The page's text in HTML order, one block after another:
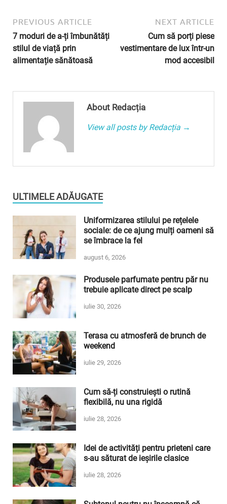
PREVIOUS ARTICLE
7 moduri de a-ți îmbunătăți
stilul de viață prin
alimentație sănătoasă
NEXT ARTICLE
Cum să porți piese
vestimentare de lux într-un
mod accesibil
About Redacția
View all posts by Redacția →
ULTIMELE ADĂUGATE
Uniformizarea stilului pe rețelele
sociale: de ce ajung mulți oameni să
se îmbrace la fel
august 6, 2026
Produsele parfumate pentru păr nu
trebuie aplicate direct pe scalp
iulie 30, 2026
Terasa cu atmosferă de brunch de
weekend
iulie 29, 2026
Cum să-ți construiești o rutină
flexibilă, nu una rigidă
iulie 28, 2026
Idei de activități pentru prieteni care
s-au săturat de ieșirile clasice
iulie 28, 2026